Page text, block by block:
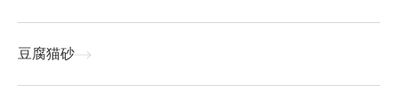
豆腐猫砂